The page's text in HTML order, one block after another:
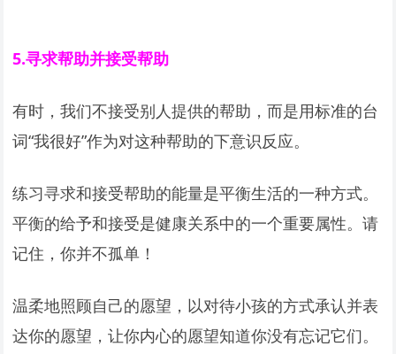
5.寻求帮助并接受帮助
有时，我们不接受别人提供的帮助，而是用标准的台
词“我很好”作为对这种帮助的下意识反应。
练习寻求和接受帮助的能量是平衡生活的一种方式。
平衡的给予和接受是健康关系中的一个重要属性。请
记住，你并不孤单！
温柔地照顾自己的愿望，以对待小孩的方式承认并表
达你的愿望，让你内心的愿望知道你没有忘记它们。